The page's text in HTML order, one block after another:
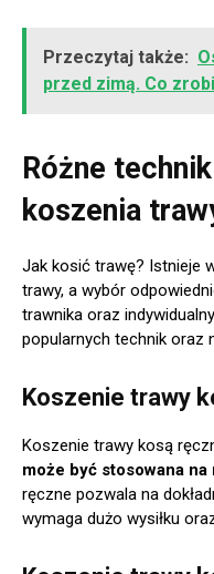
Przeczytaj także:
przed zimą. Co
Różne
koszenia
Jak kosić trawę? Istnieje
trawy, a wybór
trawnika oraz
popularnych technik oraz
Koszenie trawy
Koszenie trawy kosą
może być stosowana
ręczne pozwala na
wymaga dużo wysiłku